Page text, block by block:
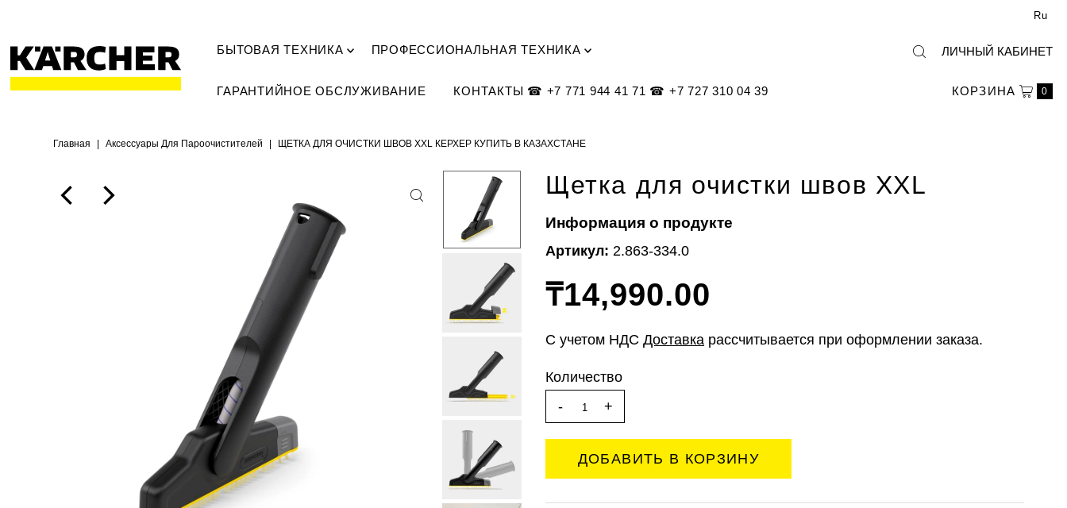
Ru
БЫТОВАЯ ТЕХНИКА ПРОФЕССИОНАЛЬНАЯ ТЕХНИКА
ГАРАНТИЙНОЕ ОБСЛУЖИВАНИЕ КОНТАКТЫ ☎ +7 771 944 41 71 ☎ +7 727 310 04 39
ЛИЧНЫЙ КАБИНЕТ
КОРЗИНА 0
Главная | Аксессуары Для Пароочистителей | ЩЕТКА ДЛЯ ОЧИСТКИ ШВОВ XXL КЕРХЕР КУПИТЬ В КАЗАХСТАНЕ
Щетка для очистки швов XXL
Информация о продукте
Артикул: 2.863-334.0
₸14,990.00
С учетом НДС Доставкарассчитывается при оформлении заказа.
Количество
-
+